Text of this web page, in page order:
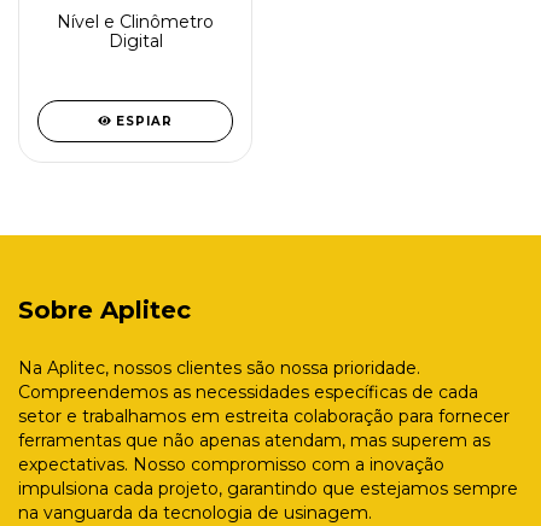
Nível e Clinômetro
Digital
ESPIAR
Sobre Aplitec
Na Aplitec, nossos clientes são nossa prioridade.
Compreendemos as necessidades específicas de cada
setor e trabalhamos em estreita colaboração para fornecer
ferramentas que não apenas atendam, mas superem as
expectativas. Nosso compromisso com a inovação
impulsiona cada projeto, garantindo que estejamos sempre
na vanguarda da tecnologia de usinagem.